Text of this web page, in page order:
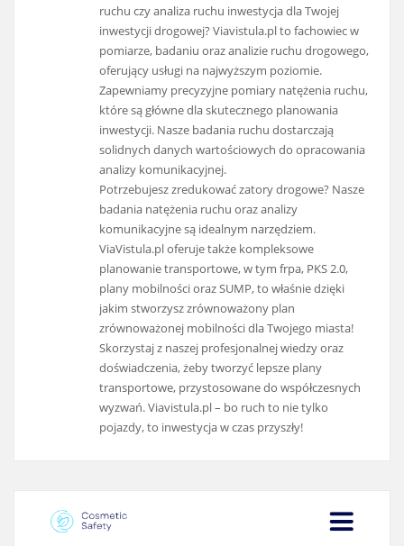
ruchu czy analiza ruchu inwestycja dla Twojej
inwestycji drogowej? Viavistula.pl to fachowiec w
pomiarze, badaniu oraz analizie ruchu drogowego,
oferujący usługi na najwyższym poziomie.
Zapewniamy precyzyjne pomiary natężenia ruchu,
które są główne dla skutecznego planowania
inwestycji. Nasze badania ruchu dostarczają
solidnych danych wartościowych do opracowania
analizy komunikacyjnej.
Potrzebujesz zredukować zatory drogowe? Nasze
badania natężenia ruchu oraz analizy
komunikacyjne są idealnym narzędziem.
ViaVistula.pl oferuje także kompleksowe
planowanie transportowe, w tym frpa, PKS 2.0,
plany mobilności oraz SUMP, to właśnie dzięki
jakim stworzysz zrównoważony plan
zrównoważonej mobilności dla Twojego miasta!
Skorzystaj z naszej profesjonalnej wiedzy oraz
doświadczenia, żeby tworzyć lepsze plany
transportowe, przystosowane do współczesnych
wyzwań. Viavistula.pl – bo ruch to nie tylko
pojazdy, to inwestycja w czas przyszły!